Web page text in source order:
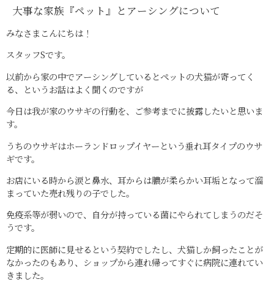
大事な家族『ペット』とアーシングについて
みなさまこんにちは！
スタッフSです。
以前から家の中でアーシングしているとペットの犬猫が寄ってく
る、というお話はよく聞くのですが
今日は我が家のウサギの行動を、ご参考までに披露したいと思いま
す。
うちのウサギはホーランドロップイヤーという垂れ耳タイプのウサ
ギです。
お店にいる時から涙と鼻水、耳からは膿が柔らかい耳垢となって溜
まっていた売れ残りの子でした。
免疫系等が弱いので、自分が持っている菌にやられてしまうのだそ
うです。
定期的に医師に見せるという契約でしたし、犬猫しか飼ったことが
なかったのもあり、ショップから連れ帰ってすぐに病院に連れてい
きました。